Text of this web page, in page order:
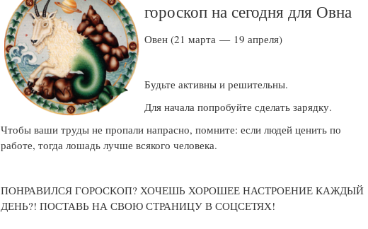
гороскоп на сегодня для Овна
Овен (21 марта — 19 апреля)
Будьте активны и решительны.
Для начала попробуйте сделать зарядку.
Чтобы ваши труды не пропали напрасно, помните: если людей ценить по
работе, тогда лошадь лучше всякого человека.
ПОНРАВИЛСЯ ГОРОСКОП? ХОЧЕШЬ ХОРОШЕЕ НАСТРОЕНИЕ КАЖДЫЙ
ДЕНЬ?! ПОСТАВЬ НА СВОЮ СТРАНИЦУ В СОЦСЕТЯХ!